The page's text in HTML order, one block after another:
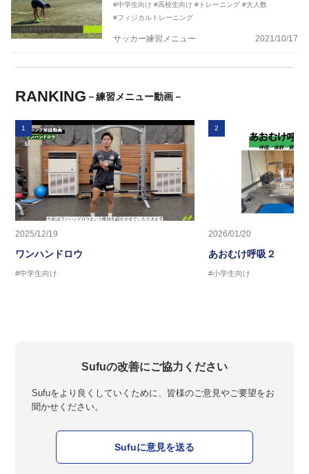
#中学生向け #高校生向け #トレーニング #大人数
#フィジカルトレーニング
サッカー練習メニュー 2021/10/17
RANKING －練習メニュー動画－
1
2025/12/19
ワンハンドロウ
#中学生向け
2
2026/01/20
あおむけ呼吸２
#小学生向け
Sufuの改善にご協力ください
Sufuをより良くしていくために、皆様のご意見やご要望をお
聞かせください。
Sufuに意見を送る